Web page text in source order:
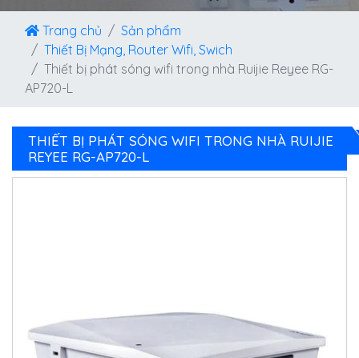
Trang chủ
Sản phẩm
Thiết Bị Mạng, Router Wifi, Swich
Thiết bị phát sóng wifi trong nhà Ruijie Reyee RG-
AP720-L
THIẾT BỊ PHÁT SÓNG WIFI TRONG NHÀ RUIJIE
REYEE RG-AP720-L